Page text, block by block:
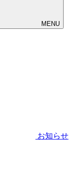
MENU
お知らせ